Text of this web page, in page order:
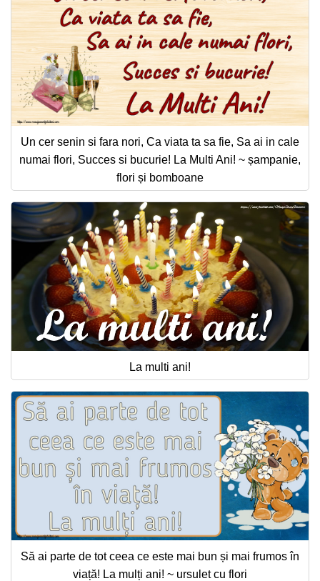
Un cer senin si fara nori, Ca viata ta sa fie, Sa ai in cale
numai flori, Succes si bucurie! La Multi Ani! ~ șampanie,
flori și bomboane
La multi ani!
Să ai parte de tot ceea ce este mai bun și mai frumos în
viață! La mulți ani! ~ ursulet cu flori